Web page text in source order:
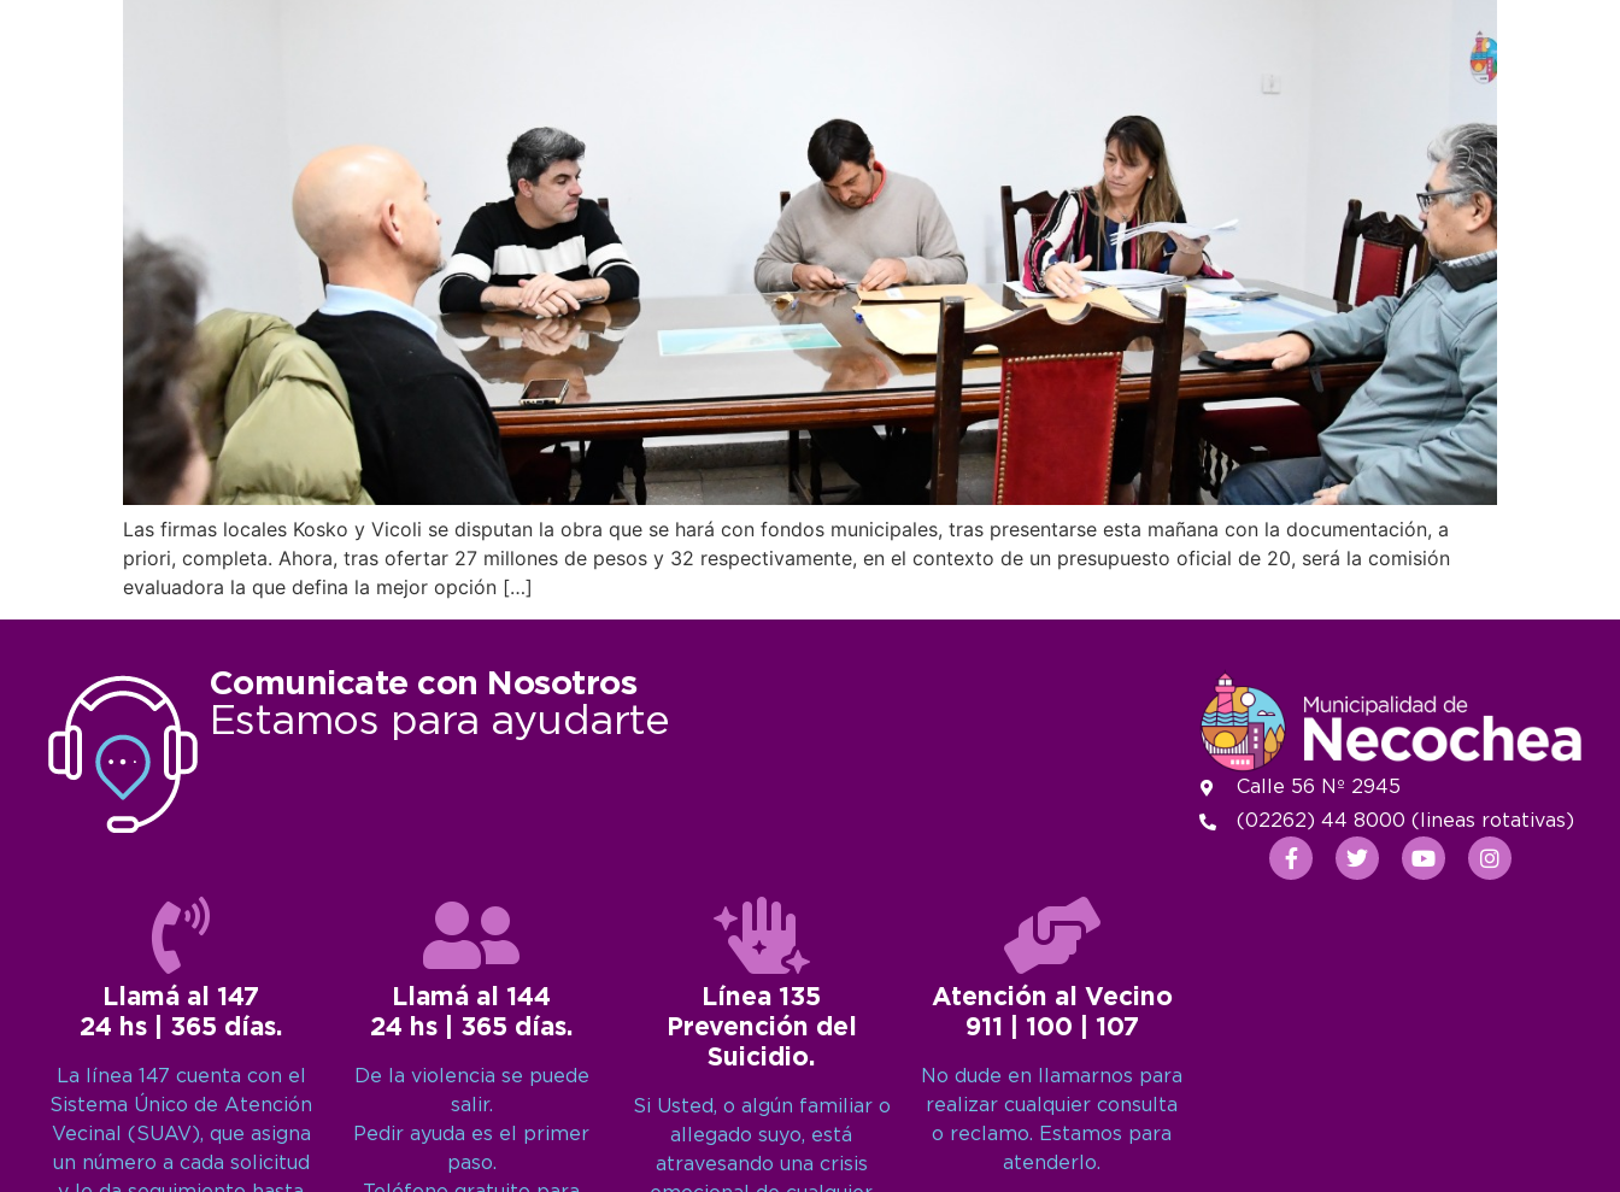
Las firmas locales Kosko y Vicoli se disputan la obra que se hará con fondos municipales, tras presentarse esta mañana con la documentación, a
priori, completa. Ahora, tras ofertar 27 millones de pesos y 32 respectivamente, en el contexto de un presupuesto oficial de 20, será la comisión
evaluadora la que defina la mejor opción […]
Comunicate con Nosotros
Estamos para ayudarte
Llamá al 147
24 hs | 365 días.
La línea 147 cuenta con el
Sistema Único de Atención
Vecinal (SUAV), que asigna
un número a cada solicitud
Llamá al 144
24 hs | 365 días.
De la violencia se puede
salir.
Pedir ayuda es el primer
paso.
Línea 135
Prevención del
Suicidio.
Si Usted, o algún familiar o
allegado suyo, está
atravesando una crisis
Atención al Vecino
911 | 100 | 107
No dude en llamarnos para
realizar cualquier consulta
o reclamo. Estamos para
atenderlo.
Calle 56 Nº 2945
(02262) 44 8000 (lineas rotativas)